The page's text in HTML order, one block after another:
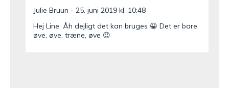
Julie Bruun
25. juni 2019 kl. 10:48
Hej Line. Åh dejligt det kan bruges 😀 Det er bare
øve, øve, træne, øve 😉